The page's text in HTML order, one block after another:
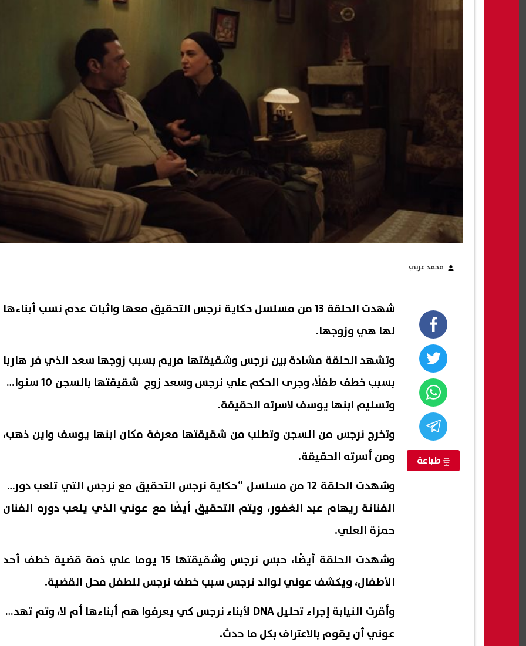
محمد عربي
طباعة
شهدت الحلقة 13 من مسلسل حكاية نرجس التحقيق معها واثبات عدم نسب أبناءها
لها هي وزوجها.
وتشهد الحلقة مشادة بين نرجس وشقيقتها مريم بسبب زوجها سعد الذي فر هاربا
بسبب خطف طفلًا، وجرى الحكم علي نرجس وسعد زوج شقيقتها بالسجن 10 سنوات،
وتسليم ابنها يوسف لاسرته الحقيقة.
وتخرج نرجس من السجن وتطلب من شقيقتها معرفة مكان ابنها يوسف واين ذهب،
ومن أسرته الحقيقة.
وشهدت الحلقة 12 من مسلسل “حكاية نرجس التحقيق مع نرجس التي تلعب دورها
الفنانة ريهام عبد الغفور، ويتم التحقيق أيضًا مع عوني الذي يلعب دوره الفنان
حمزة العلي.
وشهدت الحلقة أيضًا، حبس نرجس وشقيقتها 15 يوما علي ذمة قضية خطف أحد
الأطفال، ويكشف عوني لوالد نرجس سبب خطف نرجس للطفل محل القضية.
وأقرت النيابة إجراء تحليل DNA لأبناء نرجس كي يعرفوا هم أبناءها أم لا، وتم تهديد
عوني أن يقوم بالاعتراف بكل ما حدث.
محمد الباز: اعتصام رابعة «جريمة
متكاملة».. ومنصة الاعتصام كانت
جهازًا إعلاميًا للتحريض
أغرب قصة طلاق.. نقيب المأذونين
يكشف تفاصيل زواج لم يستمر سوى
23 يومًا
07 أغسطس, 2026 12:32 ص
«البلطجية والحرامية هيخرجوا
جحورهم».. مصطفى بكري
تكرار الفوضى
07 أغسطس, 2026 12:03 ص